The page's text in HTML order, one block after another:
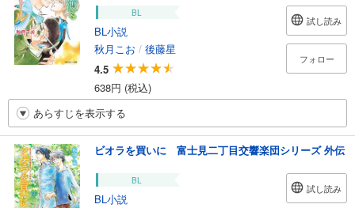
BL
BL小説
秋月こお / 後藤星
4.5
638円 (税込)
試し読み
フォロー
あらすじを表示する
ビオラを買いに 富士見二丁目交響楽団シリーズ 外伝
BL
BL小説
試し読み